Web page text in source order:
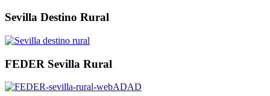
Sevilla Destino Rural
FEDER Sevilla Rural